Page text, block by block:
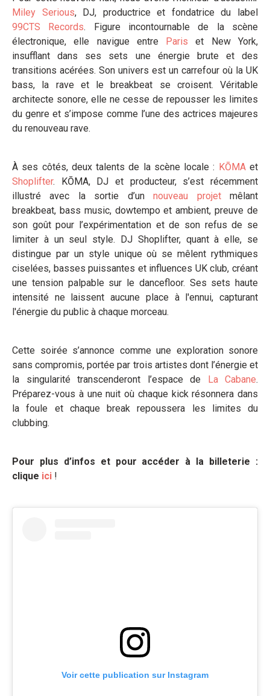
Miley Serious, DJ, productrice et fondatrice du label
99CTS Records. Figure incontournable de la scène
électronique, elle navigue entre Paris et New York,
insufflant dans ses sets une énergie brute et des
transitions acérées. Son univers est un carrefour où la UK
bass, la rave et le breakbeat se croisent. Véritable
architecte sonore, elle ne cesse de repousser les limites
du genre et s’impose comme l’une des actrices majeures
du renouveau rave.
À ses côtés, deux talents de la scène locale : KŌMAet
Shoplifter. KŌMA, DJ et producteur, s’est récemment
illustré avec la sortie d’unnouveau projetmêlant
breakbeat, bass music, dowtempo et ambient, preuve de
son goût pour l’expérimentation et de son refus de se
limiter à un seul style. DJ Shoplifter, quant à elle, se
distingue par un style unique où se mêlent rythmiques
ciselées, basses puissantes et influences UK club, créant
une tension palpable sur le dancefloor. Ses sets haute
intensité ne laissent aucune place à l'ennui, capturant
l'énergie du public à chaque morceau.
Cette soirée s’annonce comme une exploration sonore
sans compromis, portée par trois artistes dont l’énergie et
la singularité transcenderont l’espace de La Cabane.
Préparez-vous à une nuit où chaque kick résonnera dans
la foule et chaque break repoussera les limites du
clubbing.
Pour plus d’infos et pour accéder à la billeterie :
clique ici !
Voir cette publication sur Instagram